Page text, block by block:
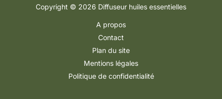
Copyright © 2026 Diffuseur huiles essentielles
A propos
Contact
Plan du site
Mentions légales
Politique de confidentialité